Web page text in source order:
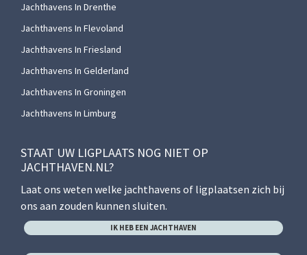
Jachthavens In Drenthe
Jachthavens In Flevoland
Jachthavens In Friesland
Jachthavens In Gelderland
Jachthavens In Groningen
Jachthavens In Limburg
STAAT UW LIGPLAATS NOG NIET OP
JACHTHAVEN.NL?
Laat ons weten welke jachthavens of ligplaatsen zich bij
ons aan zouden kunnen sluiten.
IK HEB EEN JACHTHAVEN